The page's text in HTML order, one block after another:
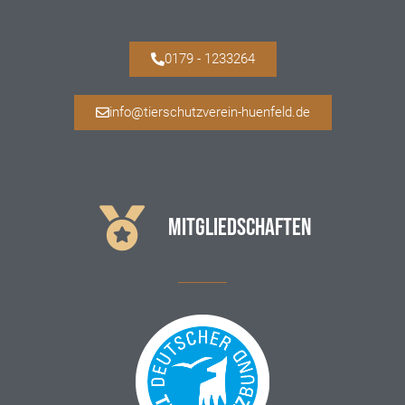
0179 - 1233264
info@tierschutzverein-huenfeld.de
MITGLIEDSCHAFTEN